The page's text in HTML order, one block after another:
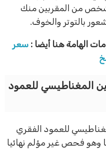
من المقربين منك
بالتوتر والخوف.
الهامة هنا أيضا :سعر
المغناطيسي للعمود
للعمود الفقري
وهو فحص غير مؤلم نهائيا